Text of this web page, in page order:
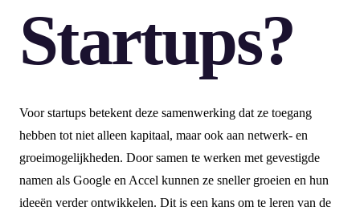
Startups?
Voor startups betekent deze samenwerking dat ze toegang
hebben tot niet alleen kapitaal, maar ook aan netwerk- en
groeimogelijkheden. Door samen te werken met gevestigde
namen als Google en Accel kunnen ze sneller groeien en hun
ideeën verder ontwikkelen. Dit is een kans om te leren van de